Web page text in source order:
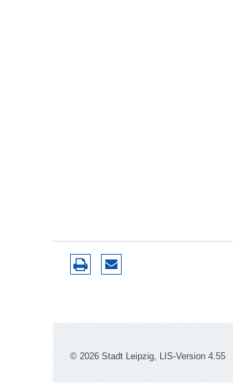
© 2026 Stadt Leipzig, LIS-Version 4.55